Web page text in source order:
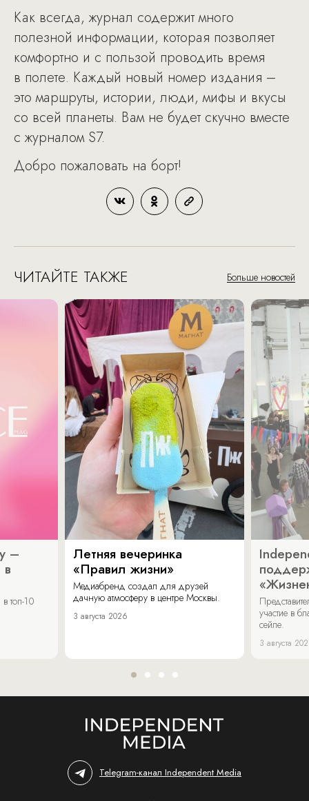
Как всегда, журнал содержит много
полезной информации, которая позволяет
комфортно и с пользой проводить время
в полете. Каждый новый номер издания –
это маршруты, истории, люди, мифы и вкусы
со всей планеты. Вам не будет скучно вместе
с журналом S7.
Добро пожаловать на борт!
ЧИТАЙТЕ ТАКЖЕ Больше новостей
–
топ-10
Летняя вечеринка
«Правил жизни»
Медиабренд создал для друзей
дачную атмосферу в центре Москвы.
3 августа 2026
участие в
сейле.
3 августа
Telegram-канал Independent Media